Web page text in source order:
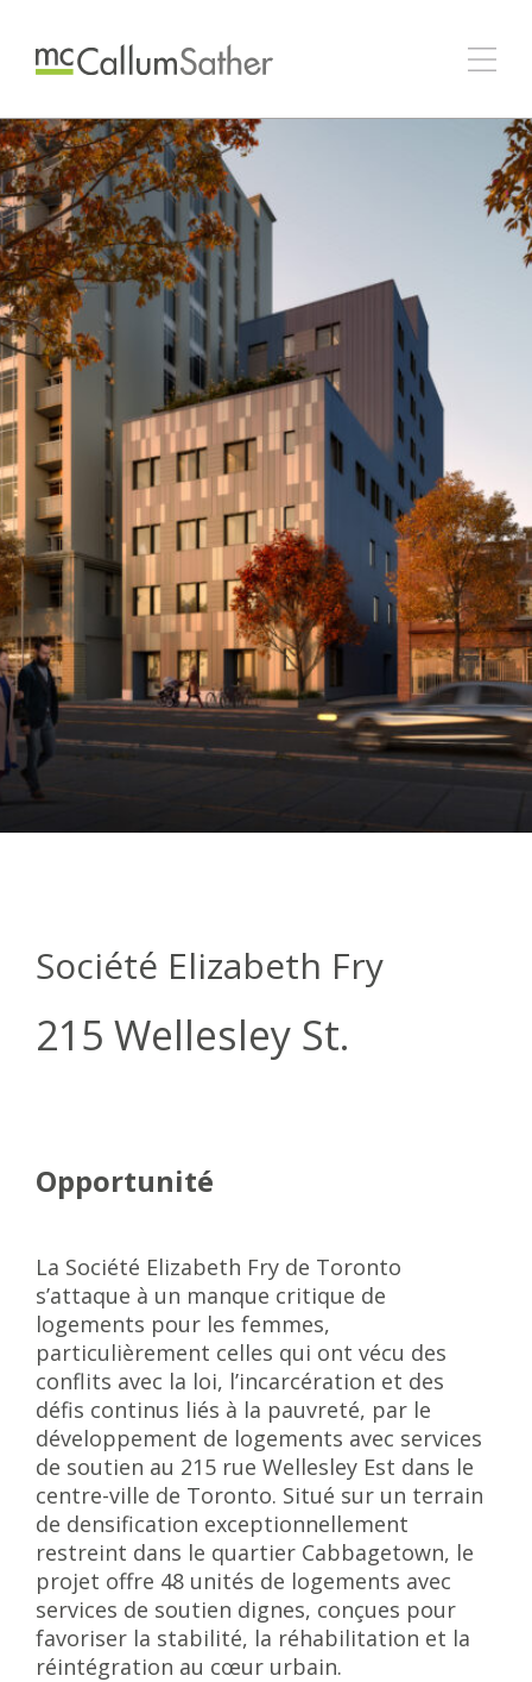
Société Elizabeth Fry
215 Wellesley St.
Opportunité
La Société Elizabeth Fry de Toronto
s’attaque à un manque critique de
logements pour les femmes,
particulièrement celles qui ont vécu des
conflits avec la loi, l’incarcération et des
défis continus liés à la pauvreté, par le
développement de logements avec services
de soutien au 215 rue Wellesley Est dans le
centre-ville de Toronto. Situé sur un terrain
de densification exceptionnellement
restreint dans le quartier Cabbagetown, le
projet offre 48 unités de logements avec
services de soutien dignes, conçues pour
favoriser la stabilité, la réhabilitation et la
réintégration au cœur urbain.